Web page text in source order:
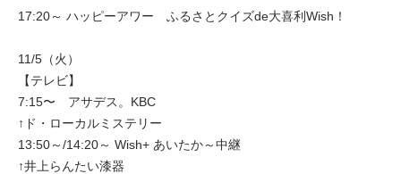
17:20～ ハッピーアワー ふるさとクイズde大喜利Wish！
11/5（火）
【テレビ】
7:15〜 アサデス。KBC
↑ド・ローカルミステリー
13:50～/14:20～ Wish+ あいたか～中継
↑井上らんたい漆器